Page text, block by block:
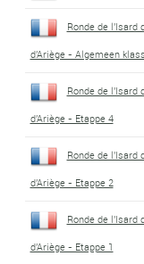
Ronde de l'Isard
d'Ariège - Algemeen
Ronde de l'Isard
d'Ariège - Etappe 4
Ronde de l'Isard
d'Ariège - Etappe 2
Ronde de l'Isard
d'Ariège - Etappe 1